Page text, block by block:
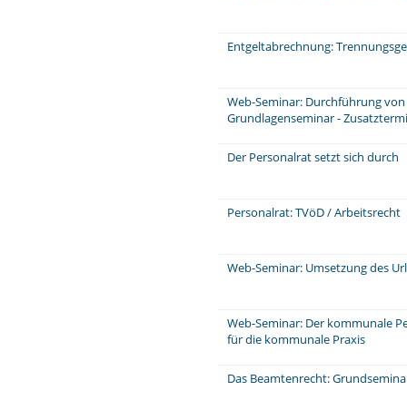
Entgeltabrechnung:
Web-Seminar: Durchführung
Grundlagenseminar -
Der Personalrat setzt sich durch
Personalrat: TVöD / Arbeitsrecht
Web-Seminar: Umsetzung des
Web-Seminar: Der kommunale
für die kommunale Praxis
Das Beamtenrecht: